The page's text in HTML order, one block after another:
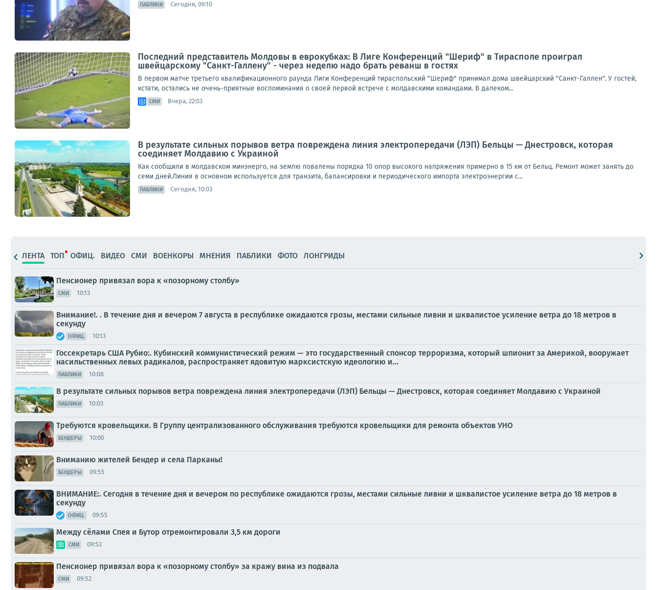
ПАБЛИКИ Сегодня, 09:10
Последний представитель Молдовы в еврокубках: В Лиге Конференций "Шериф" в Тирасполе проиграл
швейцарскому "Санкт-Галлену" - через неделю надо брать реванш в гостях
В первом матче третьего квалификационного раунда Лиги Конференций тираспольский "Шериф" принимал дома швейцарский "Санкт-Галлен". У гостей,
кстати, остались не очень-приятные воспоминания о своей первой встрече с молдавскими командами. В далеком...
СМИ Вчера, 22:03
В результате сильных порывов ветра повреждена линия электропередачи (ЛЭП) Бельцы — Днестровск, которая
соединяет Молдавию с Украиной
Как сообщили в молдавском минэнерго, на землю повалены порядка 10 опор высокого напряжения примерно в 15 км от Бельц. Ремонт может занять до
семи дней.Линия в основном используется для транзита, балансировки и периодического импорта электроэнергии с...
ПАБЛИКИ Сегодня, 10:03
ЛЕНТА ТОП ОФИЦ. ВИДЕО СМИ ВОЕНКОРЫ МНЕНИЯ ПАБЛИКИ ФОТО ЛОНГРИДЫ
Пенсионер привязал вора к «позорному столбу»
СМИ 10:13
Внимание!. . В течение дня и вечером 7 августа в республике ожидаются грозы, местами сильные ливни и шквалистое усиление ветра до 18 метров в
секунду
ОФИЦ. 10:13
Госсекретарь США Рубио:. Кубинский коммунистический режим — это государственный спонсор терроризма, который шпионит за Америкой, вооружает
насильственных левых радикалов, распространяет ядовитую марксистскую идеологию и...
ПАБЛИКИ 10:08
В результате сильных порывов ветра повреждена линия электропередачи (ЛЭП) Бельцы — Днестровск, которая соединяет Молдавию с Украиной
ПАБЛИКИ 10:03
Требуются кровельщики. В Группу централизованного обслуживания требуются кровельщики для ремонта объектов УНО
БЕНДЕРЫ 10:00
Вниманию жителей Бендер и села Парканы!
БЕНДЕРЫ 09:55
ВНИМАНИЕ:. Сегодня в течение дня и вечером по республике ожидаются грозы, местами сильные ливни и шквалистое усиление ветра до 18 метров в
секунду
ОФИЦ. 09:55
Между сёлами Спея и Бутор отремонтировали 3,5 км дороги
СМИ 09:52
Пенсионер привязал вора к «позорному столбу» за кражу вина из подвала
СМИ 09:52